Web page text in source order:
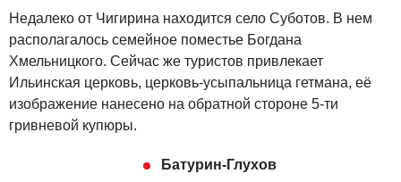
Недалеко от Чигирина находится село Суботов. В нем
располагалось семейное поместье Богдана
Хмельницкого. Сейчас же туристов привлекает
Ильинская церковь, церковь-усыпальница гетмана, её
изображение нанесено на обратной стороне 5-ти
гривневой купюры.
Батурин-Глухов